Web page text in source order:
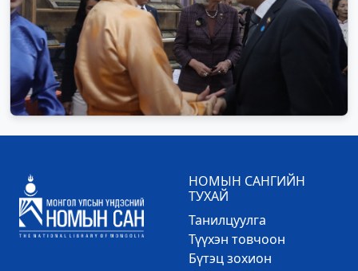
НОМЫН САНГИЙН
ТУХАЙ
Танилцуулга
Түүхэн товчоон
Бүтэц зохион